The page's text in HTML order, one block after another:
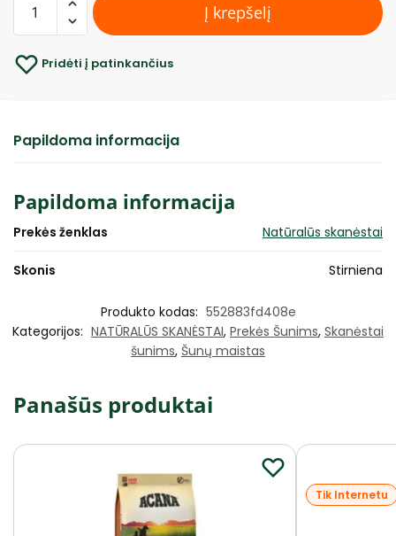
Į krepšelį
Pridėti į patinkančius
Papildoma informacija
Papildoma informacija
Prekės ženklas Natūralūs skanėstai
Skonis Stirniena
Produkto kodas: 552883fd408e
Kategorijos: NATŪRALŪS SKANĖSTAI, Prekės Šunims, Skanėstai
šunims, Šunų maistas
Panašūs produktai
Tik Internetu